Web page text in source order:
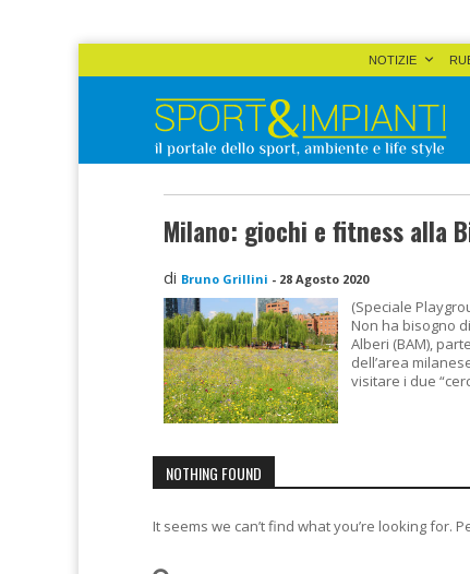
NOTIZIE
Sport&Impianti
Milano: giochi e fitness alla
di Bruno Grillini - 28 Agosto 2020
(Speciale
Non ha bisogno
Alberi (BAM),
dell’area
visitare i due
NOTHING FOUND
It seems we can’t find what you’re looking for.